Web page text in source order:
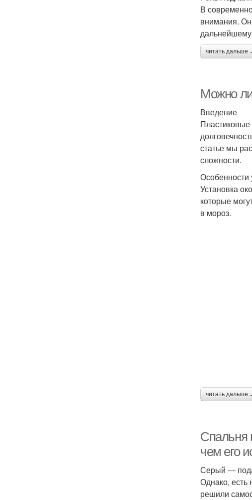
В
внимания.
читать дальше
Можно
Введение
статье мы
сложности.
Особенности
Установка
которые
в мороз.
читать дальше
Спальня
чем его
Серый ―
Однако, есть
решили